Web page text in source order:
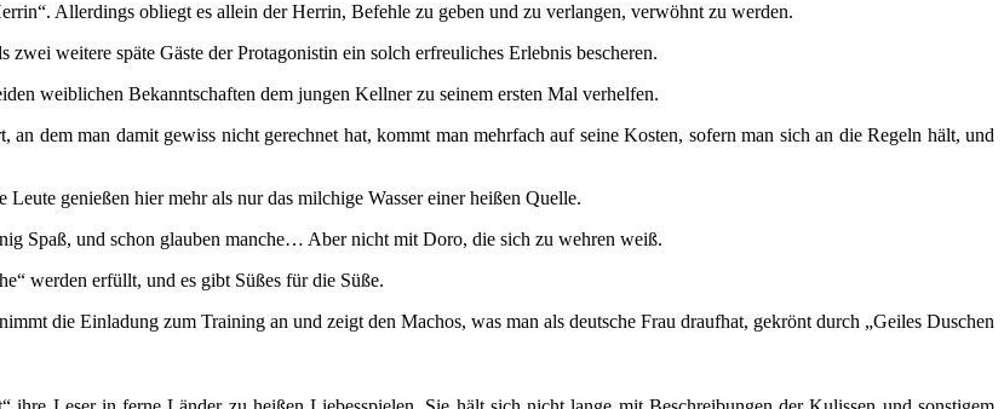
Allerdings obliegt es allein der Herrin, Befehle zu geben und zu verlangen, verwöhnt zu werden.
weitere späte Gäste der Protagonistin ein solch erfreuliches Erlebnis bescheren.
weiblichen Bekanntschaften dem jungen Kellner zu seinem ersten Mal verhelfen.
dem man damit gewiss nicht gerechnet hat, kommt man mehrfach auf seine Kosten, sofern man sich an die Regeln hält, und
genießen hier mehr als nur das milchige Wasser einer heißen Quelle.
Spaß, und schon glauben manche… Aber nicht mit Doro, die sich zu wehren weiß.
werden erfüllt, und es gibt Süßes für die Süße.
die Einladung zum Training an und zeigt den Machos, was man als deutsche Frau draufhat, gekrönt durch „Geiles Duschen